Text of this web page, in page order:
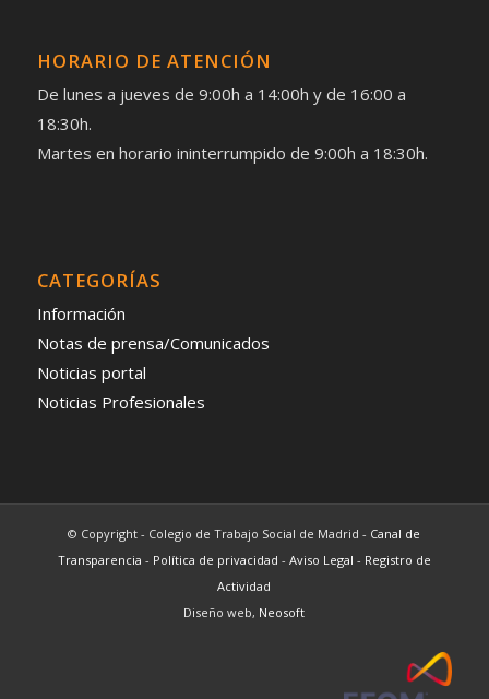
HORARIO DE ATENCIÓN
De lunes a jueves de 9:00h a 14:00h y de 16:00 a
18:30h.
Martes en horario ininterrumpido de 9:00h a 18:30h.
CATEGORÍAS
Información
Notas de prensa/Comunicados
Noticias portal
Noticias Profesionales
© Copyright - Colegio de Trabajo Social de Madrid - Canal de
Transparencia - Política de privacidad - Aviso Legal - Registro de
Actividad
Diseño web, Neosoft